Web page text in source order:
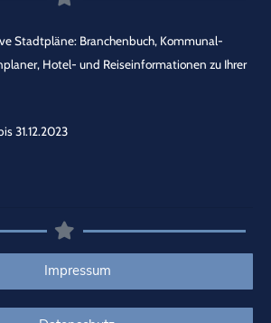
Stadtpläne: Branchenbuch, Kommunal-
Hotel- und Reiseinformationen zu Ihrer
31.12.2023
Impressum